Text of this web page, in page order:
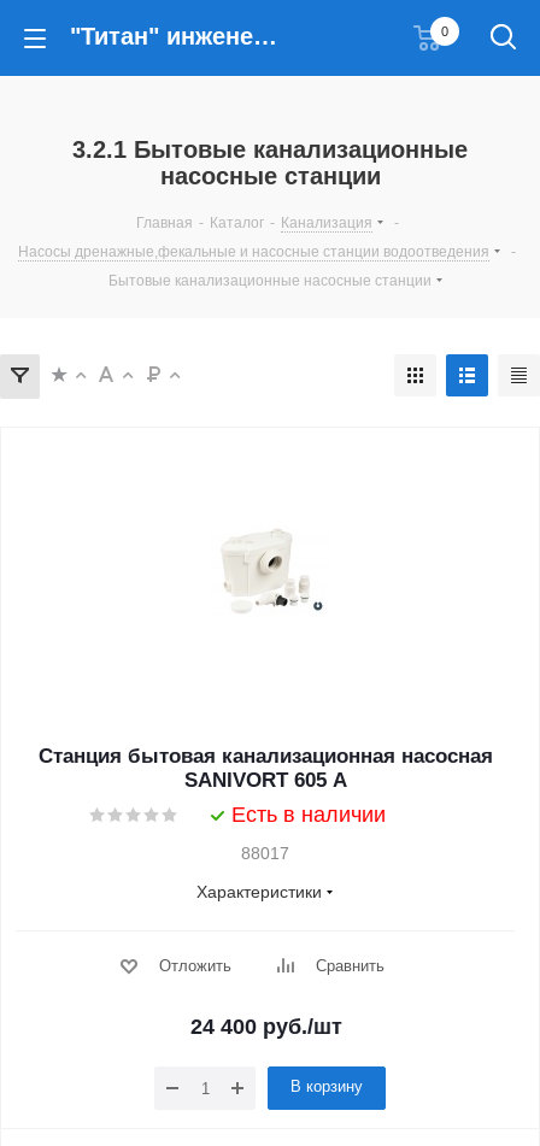
"Титан" инженерные решения 0
3.2.1 Бытовые канализационные
насосные станции
Главная - Каталог - Канализация
-
Насосы дренажные,фекальные и насосные станции водоотведения
-
Бытовые канализационные насосные станции
Станция бытовая канализационная насосная
SANIVORT 605 A
Есть в наличии
88017
Характеристики
Отложить Сравнить
24 400руб./шт
В корзину